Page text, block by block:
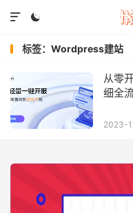


标签：Wordpress建站
从零
细全
2023-